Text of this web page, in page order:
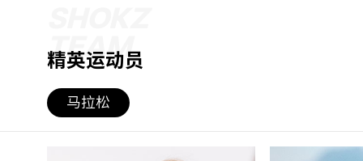
TEAM
精英运动员
马拉松